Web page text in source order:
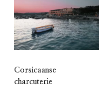
Corsicaanse
charcuterie